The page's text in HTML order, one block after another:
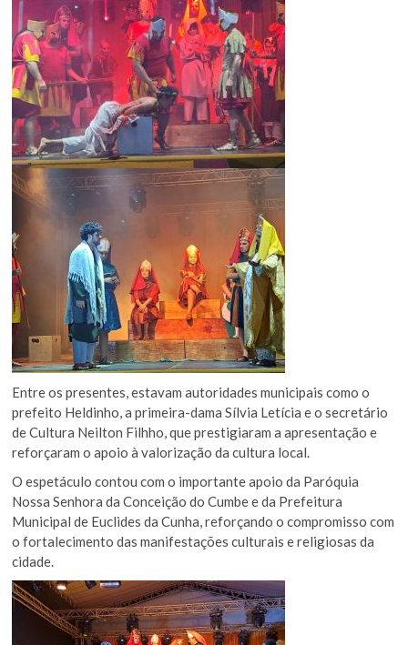
Entre os presentes, estavam autoridades municipais como o
prefeito Heldinho, a primeira-dama Sílvia Letícia e o secretário
de Cultura Neilton Filhho, que prestigiaram a apresentação e
reforçaram o apoio à valorização da cultura local.
O espetáculo contou com o importante apoio da Paróquia
Nossa Senhora da Conceição do Cumbe e da Prefeitura
Municipal de Euclides da Cunha, reforçando o compromisso com
o fortalecimento das manifestações culturais e religiosas da
cidade.